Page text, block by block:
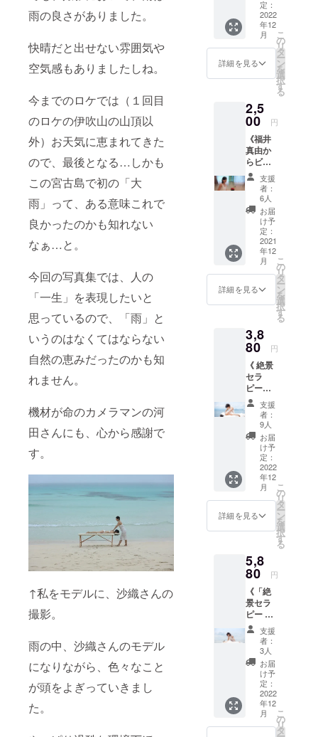
雨の良さがありました。
快晴だと出せない雰囲気や
空気感もありましたしね。
今までのロケでは（１回目
のロケの伊吹山の山頂以
外）お天気に恵まれてきた
ので、最後となる…しかも
この宮古島で初の「大
雨」って、ある意味これで
良かったのかも知れない
なぁ…と。
今回の写真集では、人の
「一生」を表現したいと
思っているので、「雨」と
いうのはなくてはならない
自然の恵みだったのかも知
れません。
機材が命のカメラマンの河
田さんにも、心から感謝で
す。
↑私をモデルに、沙織さんの
撮影。
雨の中、沙織さんのモデル
になりながら、色々なこと
が頭をよぎっていきまし
た。
ンにな
りま
す。
「写真
集は不
要だけ
い！」
という
方向け
のお気
持ち支
援コー
スで
す。
【リ
ターン
内容】
・お礼
メール
・絶景
セラ
ピー写
真デー
データ
はとっ
の１枚
をこち
ら側で
選ばせ
ていた
だきま
す。
（表示
してい
る画像
はイ
メージ
り、送
らせて
タとは
異なる
場合が
ござい
ま
す。）
※商用で
の写真
の複
製、転
売など
の二次
利用は
禁止さ
せてい
タ（１
枚）》
支援し
て下
さった
方へ、
絶景セ
ラピー
データ
（１
枚）と
とも
に、福
井真由
からお
礼の動
画が
メール
で届く
リター
ンにな
りま
す。
「写真
集は不
はした
い！」
「お礼
はメー
ルより
動画が
いい＾
＾」と
いう方
向けの
お気持
ち支援
コース
です。
【リ
ターン
内容】
ラピー
写真
（１
枚） ※
皆さま
共通の
動画と
なりま
す。 ※
写真
データ
はとっ
ておき
の１枚
定：
2022
年12
月
詳細を見る
こ
の
リ
タ
ー
ン
を
選
択
す
る
2,5
00 円
《福井
真由か
らビデ
オ通話
でのお
礼メッ
セージ
＆絶景
セラ
ピー写
真デー
タ（１
枚）を
メール
でお届
け》 福
からビ
デオ通
話で御
礼を伝
えさえ
ていた
だくと
とも
に、絶
景セラ
ピー写
真デー
タ（１
枚）を
送らせ
ていた
だきま
内容】
・福井
真由か
らのビ
デオ通
話 ・絶
景セラ
ピー写
真デー
タ（１
枚） ※
お時間
は１０
分程度
を予定
してい
支援
者：
6人
お届
け予
定：
2021
年12
月
詳細を見る
こ
の
リ
タ
ー
ン
を
選
択
す
る
3,8
80 円
《 絶景
セラ
ピーの
すべて
を凝
縮！写
真と音
楽で愉
しむ！
「絶景
セラ
ピー デ
ジタル
写真
集」を
いち早
け／
「絶景
セラ
ピー
フォト
ムー
ビー」
＆「撮
影ロケ
でのメ
イキン
グフォ
トムー
ビー」
付き♪
》 某
支援
者：
9人
お届
け予
定：
2022
年12
月
詳細を見る
こ
の
リ
タ
ー
ン
を
選
択
す
る
5,8
80 円
《「絶
景セラ
ピー デ
ジタル
写真
集」を
いち早
くお届
け／
「絶景
セラ
ピー
フォト
支援
者：
3人
お届
け予
定：
2022
年12
月
こ
の
リ
タ